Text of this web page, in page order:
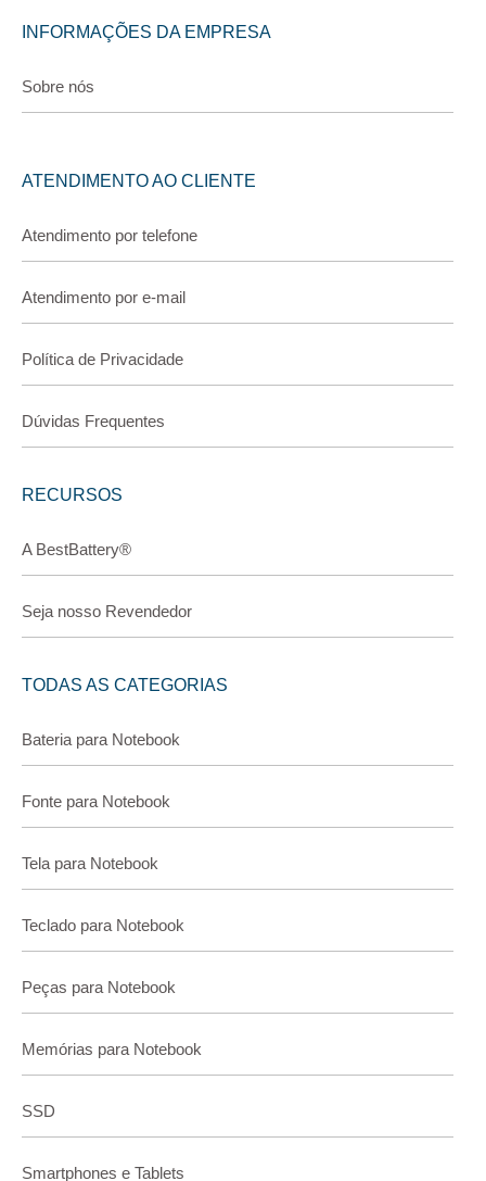
INFORMAÇÕES DA EMPRESA
Sobre nós
ATENDIMENTO AO CLIENTE
Atendimento por telefone
Atendimento por e-mail
Política de Privacidade
Dúvidas Frequentes
RECURSOS
A BestBattery®
Seja nosso Revendedor
TODAS AS CATEGORIAS
Bateria para Notebook
Fonte para Notebook
Tela para Notebook
Teclado para Notebook
Peças para Notebook
Memórias para Notebook
SSD
Smartphones e Tablets